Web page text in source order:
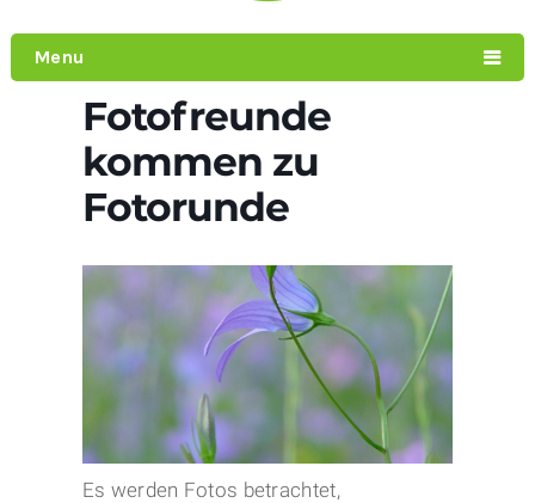
Menu
Fotofreunde
kommen zu
Fotorunde
Es werden Fotos betrachtet,